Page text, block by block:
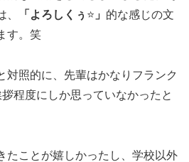
「よろしくぅ ⭐️ 」 的な感じの文
す。笑
対照的に、先輩はかなりフランク
程度にしか思っていなかったと
たことが嬉しかったし、学校以外